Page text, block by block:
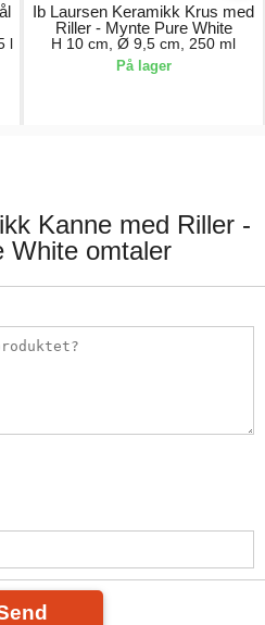
l
Ib Laursen Keramikk Krus med
Riller - Mynte Pure White
H 10 cm, Ø 9,5 cm, 250 ml
På lager
Kanne med Riller -
White omtaler